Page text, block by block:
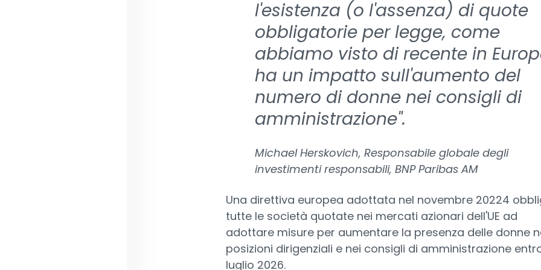
l'esistenza (o l'assenza) di quote
obbligatorie per legge, come
abbiamo visto di recente in
ha un impatto sull'aumento del
numero di donne nei consigli di
amministrazione".
Michael Herskovich, Responsabile globale degli
investimenti responsabili, BNP Paribas AM
Una direttiva europea adottata nel novembre 20224
tutte le società quotate nei mercati azionari dell'UE ad
adottare misure per aumentare la presenza delle donne
posizioni dirigenziali e nei consigli di amministrazione
luglio 2026.